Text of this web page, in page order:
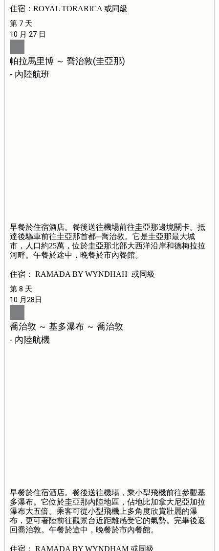
住宿：ROYAL TORARICA 或同級
第 7 天
10 月 27 日
帕拉馬里博 ～ 喬治敦(圭亞那)
- 內陸航班
早餐於住宿酒店。餐後送往機場前往圭亞那邊境關卡。抵
達後驅車前往圭亞那首都─喬治敦。它是圭亞那最大城
市，人口約25萬，位於圭亞那北部大西洋沿岸和德梅拉拉
河畔。午餐於途中，晚餐於市內餐館。
住宿： RAMADA BY WYNDHAH 或同級
第 8 天
10 月28日
喬治敦 ～ 基多瀑布 ～ 喬治敦
- 內陸航機
早餐於住宿酒店。餐後送往機場，乘小型飛機前往參觀基
多瀑布。它位於圭亞那內陸地區，佔地比加拿大尼亞加拉
瀑布大五倍。乘客可從小型飛機上多角度欣賞壯麗的瀑
布，更可著陸前往觀景台近距離感受它的氣勢。完畢後返
回喬治敦。午餐於途中，晚餐於市內餐館。
住宿： RAMADA BY WYNDHAM 或同級